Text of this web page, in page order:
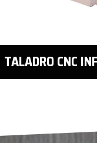
TALADRO CNC